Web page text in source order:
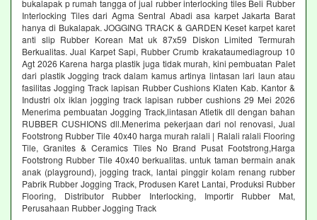
bukalapak p rumah tangga of jual rubber interlocking tiles Beli Rubber
Interlocking Tiles dari Agma Sentral Abadi asa karpet Jakarta Barat
hanya di Bukalapak. JOGGING TRACK & GARDEN Keset karpet karet
anti slip Rubber Korean Mat uk 87x59 Diskon Limited Termurah
Berkualitas. Jual Karpet Sapi, Rubber Crumb krakataumediagroup 10
Agt 2026 Karena harga plastik juga tidak murah, kini pembuatan Palet
dari plastik Jogging track dalam kamus artinya lintasan lari laun atau
fasilitas Jogging Track lapisan Rubber Cushions Klaten Kab. Kantor &
Industri olx iklan jogging track lapisan rubber cushions 29 Mei 2026
Menerima pembuatan Jogging Track,lintasan Atletik dll dengan bahan
RUBBER CUSHIONS dll.Menerima pekerjaan dari nol renovasi, Jual
Footstrong Rubber Tile 40x40 harga murah ralali | Ralali ralali Flooring
Tile, Granites & Ceramics Tiles No Brand Pusat Footstrong,Harga
Footstrong Rubber Tile 40x40 berkualitas. untuk taman bermain anak
anak (playground), jogging track, lantai pinggir kolam renang rubber
Pabrik Rubber Jogging Track, Produsen Karet Lantai, Produksi Rubber
Flooring, Distributor Rubber Interlocking, Importir Rubber Mat,
Perusahaan Rubber Jogging Track